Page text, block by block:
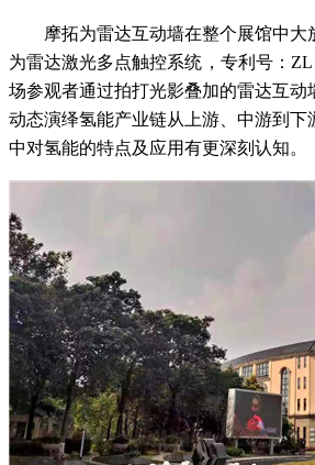
摩拓为雷达互动墙在整个展馆中大
为雷达激光多点触控系统，专利号：ZL
场参观者通过拍打光影叠加的雷达互动
动态演绎氢能产业链从上游、中游到下
中对氢能的特点及应用有更深刻认知。